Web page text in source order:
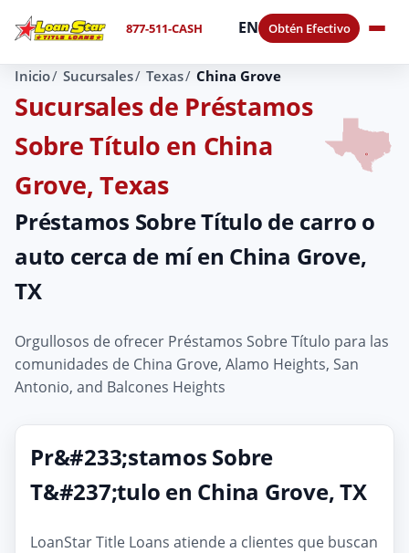
877-511-CASH EN Obtén Efectivo
Inicio Sucursales Texas China Grove
Sucursales de Préstamos
Sobre Título en China
Grove, Texas
Préstamos Sobre Título de carro o
auto cerca de mí en China Grove,
TX
Orgullosos de ofrecer Préstamos Sobre Título para las
comunidades de China Grove, Alamo Heights, San
Antonio, and Balcones Heights
Pr&#233;stamos Sobre
T&#237;tulo en China Grove, TX
LoanStar Title Loans atiende a clientes que buscan